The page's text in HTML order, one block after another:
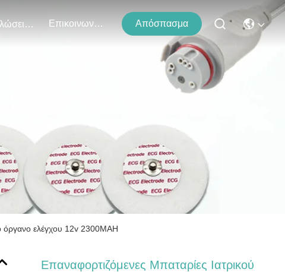
Εκδηλώσεις Επικοινωνήστε Μαζί Μας Απόσπασμα
όργανο ελέγχου 12v 2300MAH
Επαναφορτιζόμενες Μπαταρίες Ιατρικού